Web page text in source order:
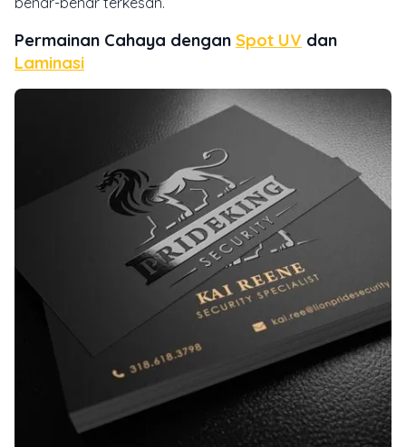
Permainan Cahaya dengan Spot UV dan
Laminasi